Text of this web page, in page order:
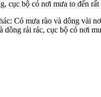
cục bộ có nơi mưa to đến rất
Có mưa rào và dông vài
dông rải rác, cục bộ có nơi